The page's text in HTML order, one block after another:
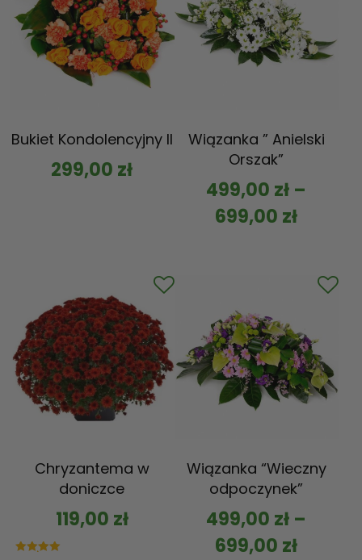
Bukiet Kondolencyjny II
299,00 zł
Wiązanka ” Anielski
Orszak”
499,00 zł –
699,00 zł
Chryzantema w
doniczce
119,00 zł
Wiązanka “Wieczny
odpoczynek”
499,00 zł –
699,00 zł